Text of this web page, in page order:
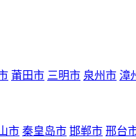
莆田市 三明市 泉州市 漳
市 秦皇岛市 邯郸市 邢台